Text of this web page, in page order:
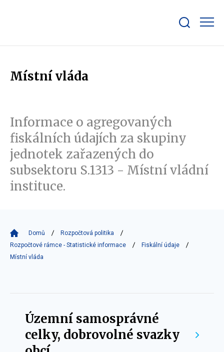
bar
Místní vláda
Informace o agregovaných
fiskálních údajích za skupiny
jednotek zařazených do
subsektoru S.1313 - Místní vládní
instituce.
Domů
Rozpočtová politika
Rozpočtové rámce - Statistické informace
Fiskální údaje
Místní vláda
vláda
Územní samosprávné
celky, dobrovolné svazky